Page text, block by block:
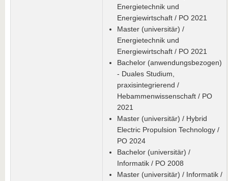
Energietechnik und
Energiewirtschaft / PO 2021
Master (universitär) /
Energietechnik und
Energiewirtschaft / PO 2021
Bachelor (anwendungsbezogen)
- Duales Studium,
praxisintegrierend /
Hebammenwissenschaft / PO
2021
Master (universitär) / Hybrid
Electric Propulsion Technology /
PO 2024
Bachelor (universitär) /
Informatik / PO 2008
Master (universitär) / Informatik /